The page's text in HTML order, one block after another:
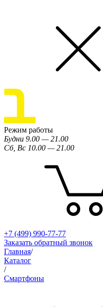
Режим работы
Будни 9.00 — 21.00
Сб, Вс 10.00 — 21.00
+7 (499) 990-77-77
Заказать обратный звонок
Главная/
Каталог
/
Смартфоны